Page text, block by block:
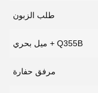
طلب الزبون
Q355B + ميل بحري
مرفق حفارة